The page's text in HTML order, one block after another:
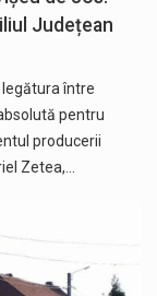
Județean
între
pentru
producerii
Zetea,…